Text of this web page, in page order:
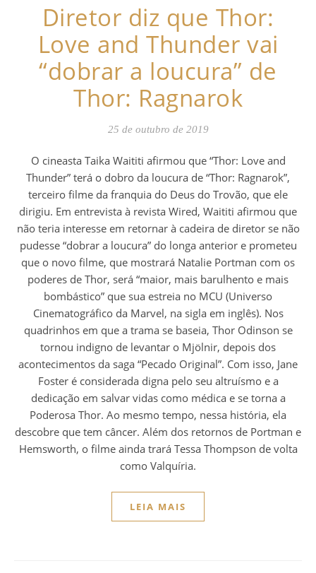
Diretor diz que Thor:
Love and Thunder vai
“dobrar a loucura” de
Thor: Ragnarok
25 de outubro de 2019
O cineasta Taika Waititi afirmou que “Thor: Love and
Thunder” terá o dobro da loucura de “Thor: Ragnarok”,
terceiro filme da franquia do Deus do Trovão, que ele
dirigiu. Em entrevista à revista Wired, Waititi afirmou que
não teria interesse em retornar à cadeira de diretor se não
pudesse “dobrar a loucura” do longa anterior e prometeu
que o novo filme, que mostrará Natalie Portman com os
poderes de Thor, será “maior, mais barulhento e mais
bombástico” que sua estreia no MCU (Universo
Cinematográfico da Marvel, na sigla em inglês). Nos
quadrinhos em que a trama se baseia, Thor Odinson se
tornou indigno de levantar o Mjölnir, depois dos
acontecimentos da saga “Pecado Original”. Com isso, Jane
Foster é considerada digna pelo seu altruísmo e a
dedicação em salvar vidas como médica e se torna a
Poderosa Thor. Ao mesmo tempo, nessa história, ela
descobre que tem câncer. Além dos retornos de Portman e
Hemsworth, o filme ainda trará Tessa Thompson de volta
como Valquíria.
LEIA MAIS